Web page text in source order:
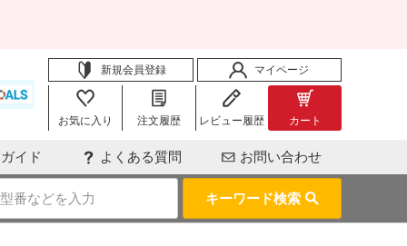
新規会員登録 マイページ
お気に入り 注文履歴 レビュー履歴 カート
イド よくある質問 お問い合わせ
キーワード検索